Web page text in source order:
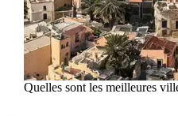
Quelles sont les meilleures